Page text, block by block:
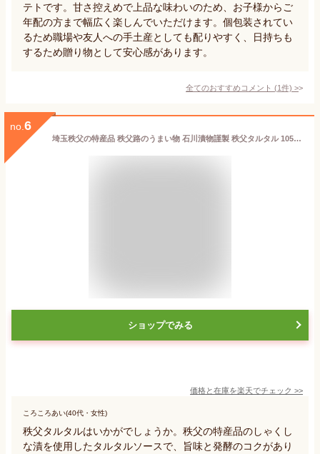
テトです。甘さ控えめで上品な味わいのため、お子様からご
年配の方まで幅広く楽しんでいただけます。個包装されてい
るため職場や友人への手土産としても配りやすく、日持ちも
するため贈り物として安心感があります。
全てのおすすめコメント (1件) >
no. 6
埼玉秩父の特産品 秩父路のうまい物 石川漬物謹製 秩父タルタル 105g しゃくしな漬を使用したタルタルソースです。 【秩父物産】
ショップでみる
価格と在庫を楽天でチェック >>
ころころあい(40代・女性)
秩父タルタルはいかがでしょうか。秩父の特産品のしゃくし
な漬を使用したタルタルソースで、旨味と発酵のコクがあり